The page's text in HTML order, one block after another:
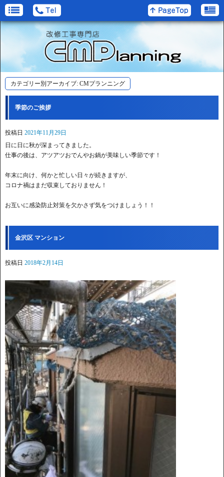
カテゴリー別アーカイブ: CMプランニング
季節のご挨拶
投稿日 2021年11月29日
日に日に秋が深まってきました。
仕事の後は、アツアツおでんやお鍋が美味しい季節です！
年末に向け、何かと忙しい日々が続きますが、
コロナ禍はまだ収束しておりません！
お互いに感染防止対策を欠かさず気をつけましょう！！
金沢区 マンション
投稿日 2018年2月14日